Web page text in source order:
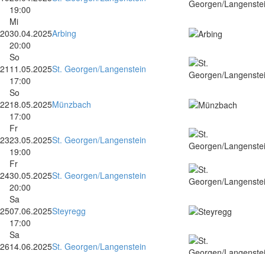
19:00
20
Mi
30.04.2025
20:00
Arbing
21
So
11.05.2025
17:00
St. Georgen/Langenstein
22
So
18.05.2025
17:00
Münzbach
23
Fr
23.05.2025
19:00
St. Georgen/Langenstein
24
Fr
30.05.2025
20:00
St. Georgen/Langenstein
25
Sa
07.06.2025
17:00
Steyregg
26
Sa
14.06.2025St. Georgen/Langenstein